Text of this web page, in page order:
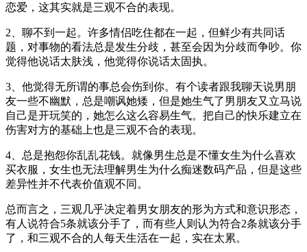
恋爱，这其实就是三观不合的表现。
2、聊不到一起。许多情侣吃住都在一起，但鲜少有共同话
题，对事物的看法总是发生分歧，甚至会因为分歧而争吵。你
觉得他说话太肤浅，他觉得你说话太固执。
3、他觉得无所谓的事总会伤到你。有个读者跟我聊天说男朋
友一些不幽默，总是嘲讽她矮，但是她生气了男朋友又立马说
自己是开玩笑的，她怎么这么容易生气。把自己的快乐建立在
伤害对方的基础上也是三观不合的表现。
4、总是抱怨你乱乱花钱。就像男生总是不懂女生为什么喜欢
买衣服，女生也无法理解男生为什么痴迷数码产品，但是这些
差异性并不代表价值观不同。
总而言之，三观几乎决定着男女朋友的形为方式和意识形态，
有人说符合5条就该分手了，而有些人则认为符合2条就该分手
了，和三观不合的人每天生活在一起，实在太累。